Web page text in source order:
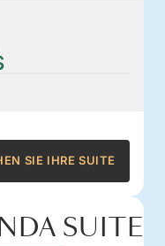
SIE IHRE SUITE
SUITE